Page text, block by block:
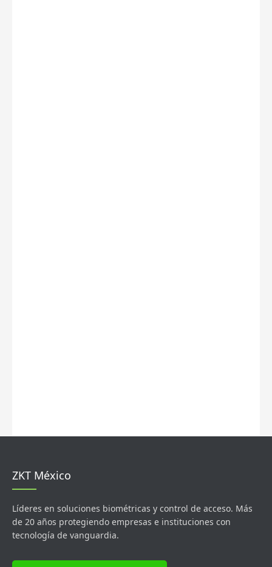
ZKT México
Líderes en soluciones biométricas y control de acceso. Más
de 20 años protegiendo empresas e instituciones con
tecnología de vanguardia.